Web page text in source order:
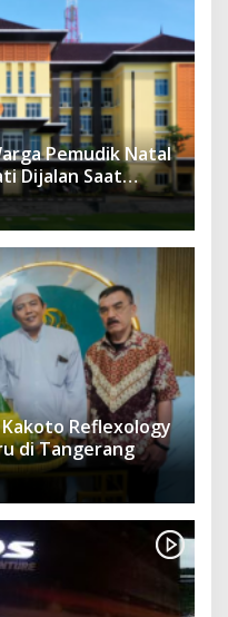
Pemudik Natal
Dijalan Saat
Reflexology
di Tangerang